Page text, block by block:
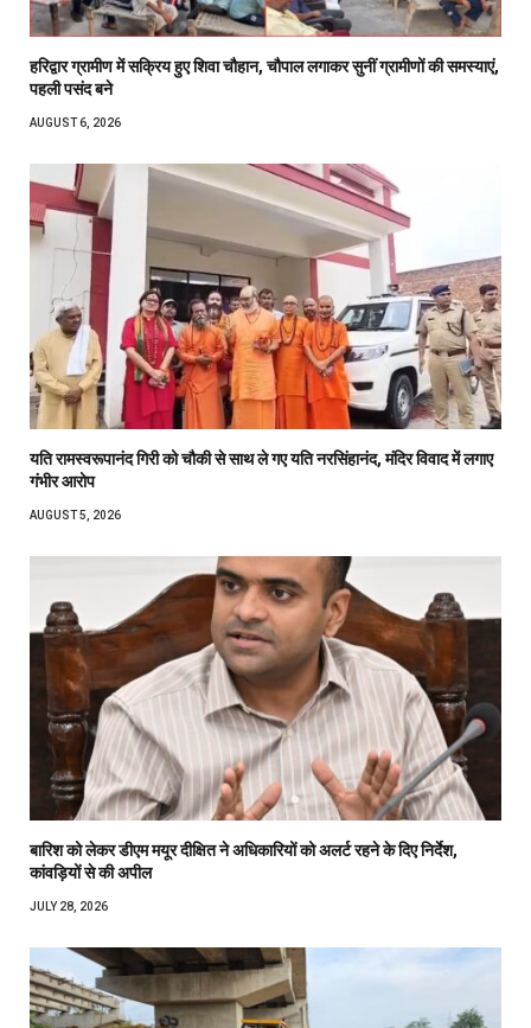
हरिद्वार ग्रामीण में सक्रिय हुए शिवा चौहान, चौपाल लगाकर सुनीं ग्रामीणों की समस्याएं,
पहली पसंद बने
AUGUST 6, 2026
यति रामस्वरूपानंद गिरी को चौकी से साथ ले गए यति नरसिंहानंद, मंदिर विवाद में लगाए
गंभीर आरोप
AUGUST 5, 2026
बारिश को लेकर डीएम मयूर दीक्षित ने अधिकारियों को अलर्ट रहने के दिए निर्देश,
कांवड़ियों से की अपील
JULY 28, 2026